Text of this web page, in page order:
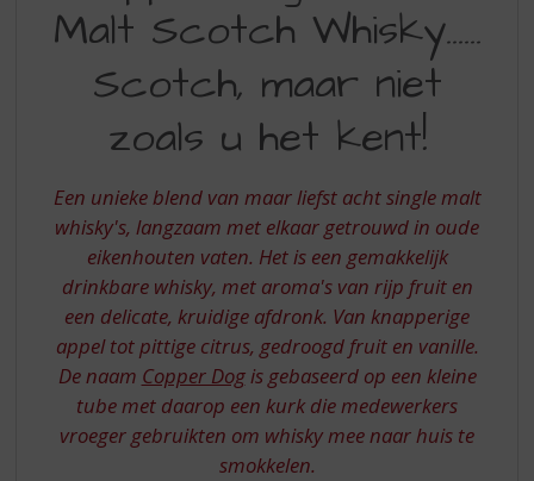
BLENDED
SCOTCH
WHISKY
MAAR
NIET
ZOALS
U
HET
KENT
Malt Scotch Whisky...…
Scotch, maar niet
zoals u het kent!
Een unieke blend van maar liefst acht single malt
whisky's, langzaam met elkaar getrouwd in oude
eikenhouten vaten. Het is een gemakkelijk
drinkbare whisky, met aroma's van rijp fruit en
een delicate, kruidige afdronk. Van knapperige
appel tot pittige citrus, gedroogd fruit en vanille.
De naam Copper Dogis gebaseerd op een kleine
tube met daarop een kurk die medewerkers
vroeger gebruikten om whisky mee naar huis te
smokkelen.